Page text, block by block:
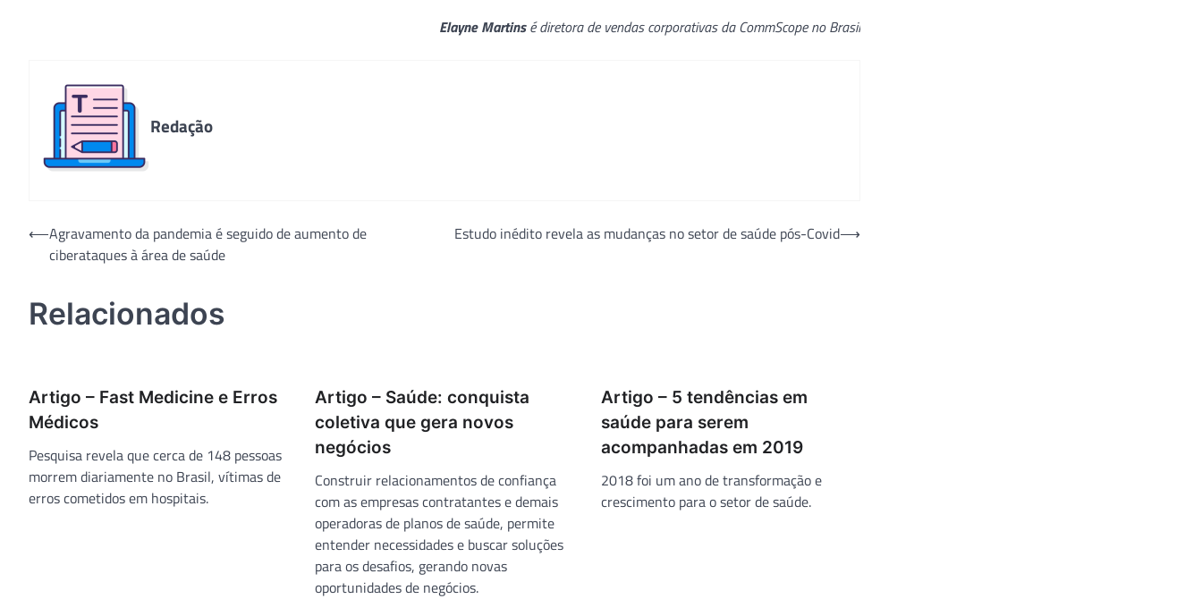
Elayne Martinsé diretora de vendas corporativas da CommScope no Brasil
Redação
Navegação
⟵Agravamento da pandemia é seguido de aumento de
ciberataques à área de saúde
Estudo inédito revela as mudanças no setor de saúde pós-Covid⟶
Relacionados
Artigo – Fast Medicine e Erros
Médicos
Pesquisa revela que cerca de 148 pessoas
morrem diariamente no Brasil, vítimas de
erros cometidos em hospitais.
Artigo – Saúde: conquista
coletiva que gera novos
negócios
Construir relacionamentos de confiança
com as empresas contratantes e demais
operadoras de planos de saúde, permite
entender necessidades e buscar soluções
para os desafios, gerando novas
oportunidades de negócios.
Artigo – 5 tendências em
saúde para serem
acompanhadas em 2019
2018 foi um ano de transformação e
crescimento para o setor de saúde.